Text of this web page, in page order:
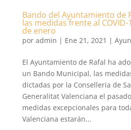
Bando del Ayuntamiento de
las medidas frente al
de enero
por admin | Ene 21, 2021 |
El Ayuntamiento de Rafal ha
un Bando Municipal, las
dictadas por la Conselleria de
Generalitat Valenciana el
medidas excepcionales para
Valenciana estarán...